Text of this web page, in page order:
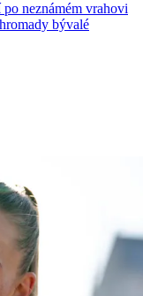
neznámém vrahovi
bývalé